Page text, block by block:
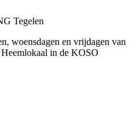
Tegelen
woensdagen en vrijdagen van
in de KOSO